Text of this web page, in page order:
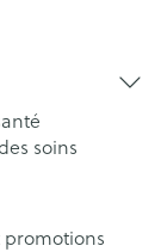
soins
promotions